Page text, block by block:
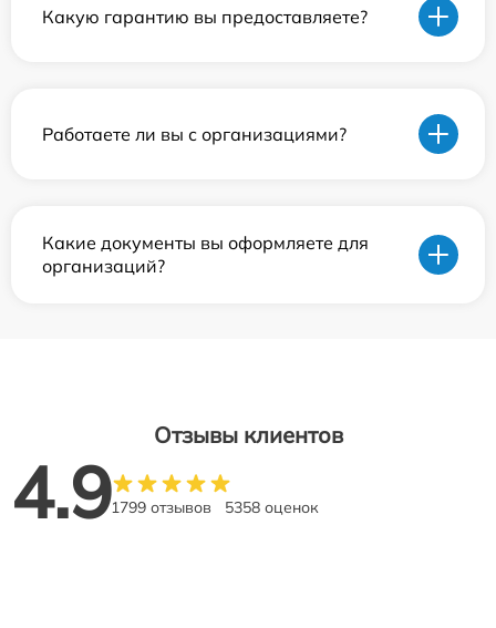
Какую гарантию вы предоставляете?
Работаете ли вы с организациями?
Какие документы вы оформляете для
организаций?
Отзывы клиентов
4.91799 отзывов 5358 оценок